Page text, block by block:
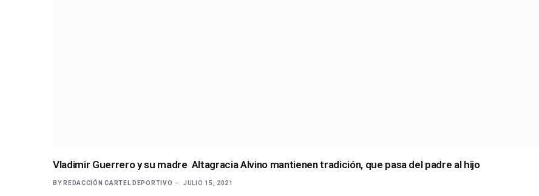
Vladimir Guerrero y su madre Altagracia Alvino mantienen tradición, que pasa del padre al hijo
BY REDACCIÓN CARTEL DEPORTIVO JULIO 15, 2021